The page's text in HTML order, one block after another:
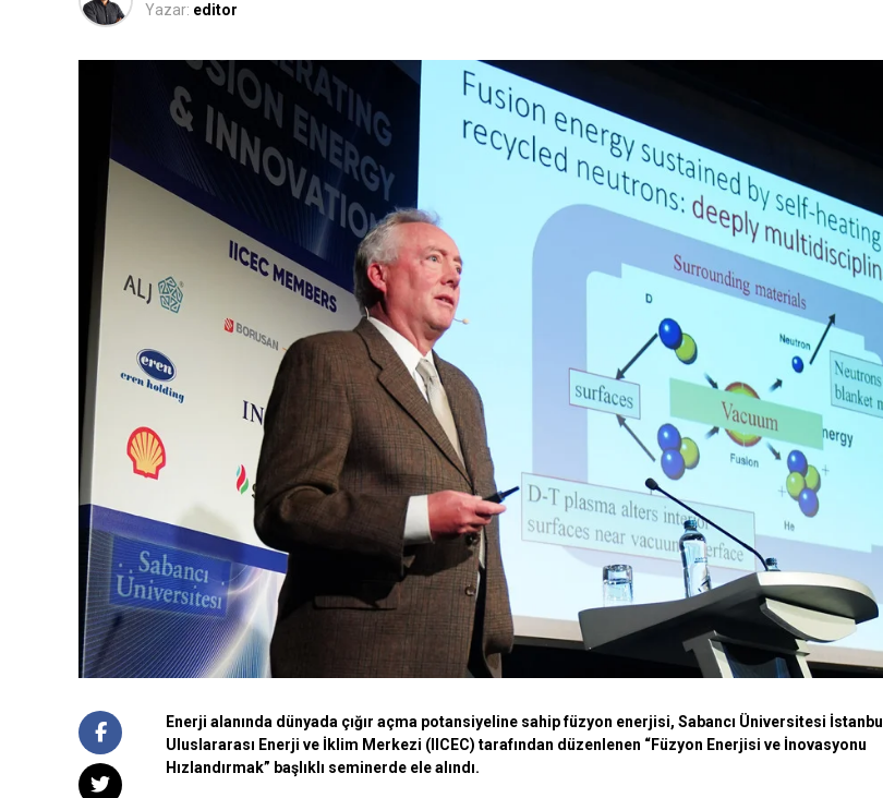
Yazar: editor
Enerji alanında dünyada çığır açma potansiyeline sahip füzyon enerjisi, Sabancı Üniversitesi İstanbul
Uluslararası Enerji ve İklim Merkezi (IICEC) tarafından düzenlenen “Füzyon Enerjisi ve İnovasyonu
Hızlandırmak” başlıklı seminerde ele alındı.